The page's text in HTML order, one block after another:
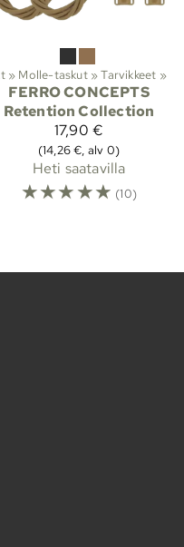
Taisteluvarusteet ja suojat ‪» Molle-taskut ‪»Tarvikkeet ‪»
FERRO CONCEPTS
Retention Collection
17,90 €
(14,26 €, alv 0)
Heti saatavilla
☆☆☆☆☆ (10)